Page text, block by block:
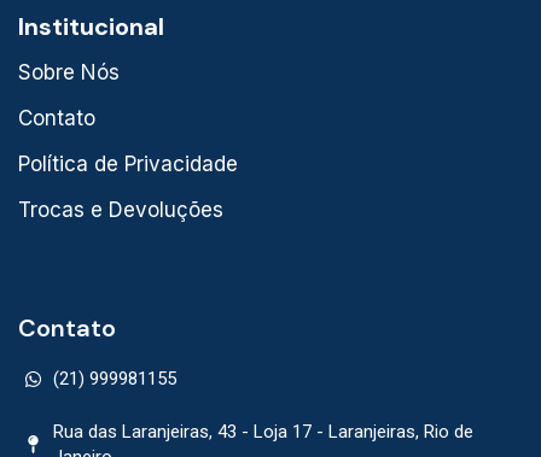
Institucional
Sobre Nós
Contato
Política de Privacidade
Trocas e Devoluções
Contato
(21) 999981155
Rua das Laranjeiras, 43 - Loja 17 - Laranjeiras, Rio de